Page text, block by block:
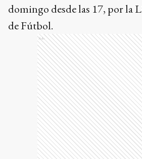
domingo desde las 17, por la
de Fútbol.
Ads